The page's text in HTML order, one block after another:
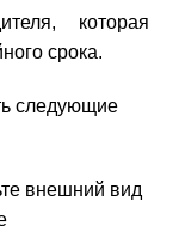
которая
срока.
следующие
внешний вид